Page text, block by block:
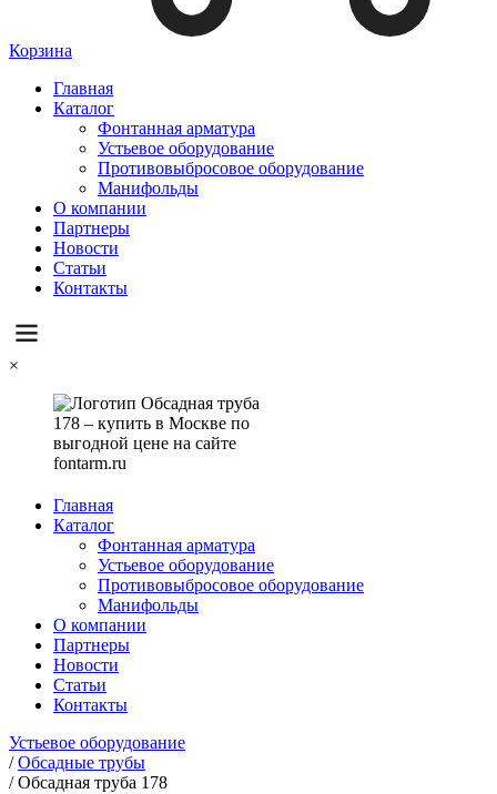
Корзина
Главная
Каталог
Фонтанная арматура
Устьевое оборудование
Противовыбросовое оборудование
Манифольды
О компании
Партнеры
Новости
Статьи
Контакты
×
Главная
Каталог
Фонтанная арматура
Устьевое оборудование
Противовыбросовое оборудование
Манифольды
О компании
Партнеры
Новости
Статьи
Контакты
Устьевое оборудование
/Обсадные трубы
/Обсадная труба 178